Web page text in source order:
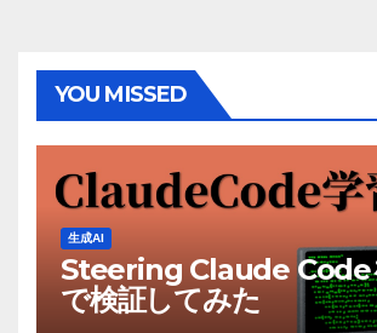
YOU MISSED
生成AI
Steering Claude Code
で検証してみた